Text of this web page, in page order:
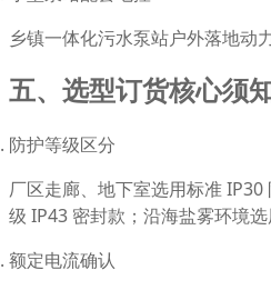
乡镇一体化污水泵站户外落地动
五、选型订货核心须
防护等级区分
厂区走廊、地下室选用标准
级 IP43 密封款；沿海盐雾环境选
额定电流确认